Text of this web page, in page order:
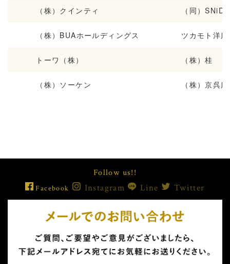
（株）クインティ （同）SNiD
（株）BUAホールディングス ツカモト洋服
トーワ（株） （株）桂
（株）ソーケン （株）京呉服
Follow us!!
Facebook Instagram Line Twitter